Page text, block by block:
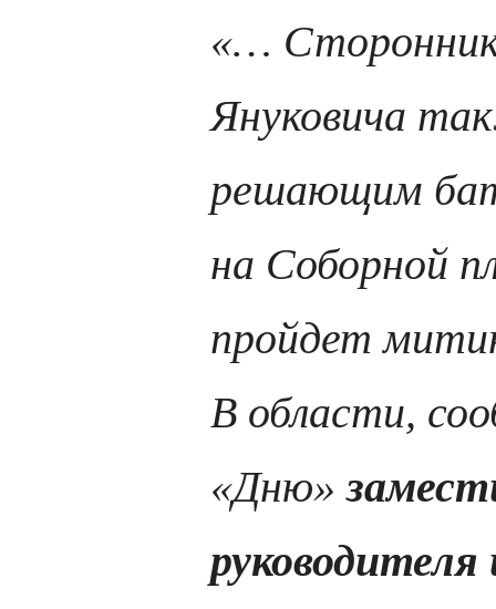
«…
Януковича
решающим
на Соборной
пройдет
В области,
«Дню»
руководителя